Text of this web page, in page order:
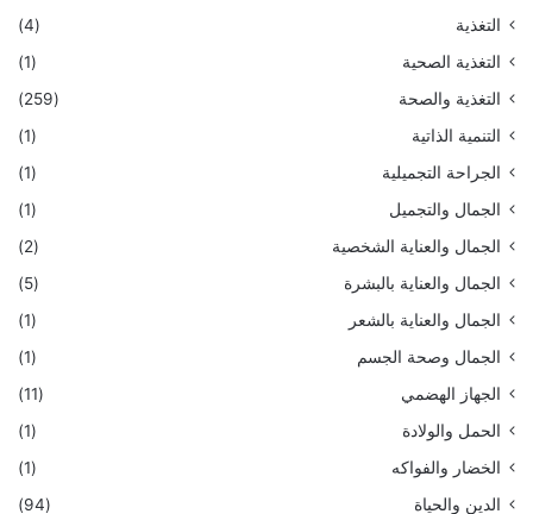
التغذية
(4)
التغذية الصحية
(1)
التغذية والصحة
(259)
التنمية الذاتية
(1)
الجراحة التجميلية
(1)
الجمال والتجميل
(1)
الجمال والعناية الشخصية
(2)
الجمال والعناية بالبشرة
(5)
الجمال والعناية بالشعر
(1)
الجمال وصحة الجسم
(1)
الجهاز الهضمي
(11)
الحمل والولادة
(1)
الخضار والفواكه
(1)
الدين والحياة
(94)